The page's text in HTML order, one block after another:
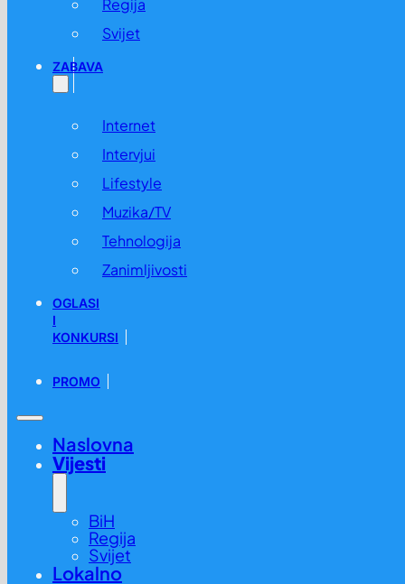
Regija
Svijet
ZABAVA
Internet
Intervjui
Lifestyle
Muzika/TV
Tehnologija
Zanimljivosti
OGLASI
I
KONKURSI
PROMO
Naslovna
Vijesti
BiH
Regija
Svijet
Lokalno